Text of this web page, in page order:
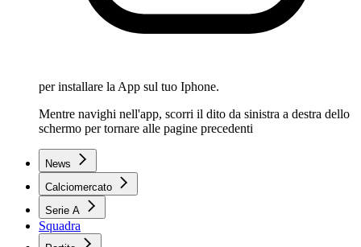
per installare la App sul tuo Iphone.
Mentre navighi nell'app, scorri il dito da sinistra a destra dello
schermo per tornare alle pagine precedenti
News
Calciomercato
Serie A
Squadra